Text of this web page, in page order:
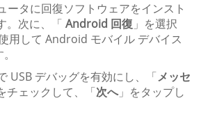
ータに回復ソフトウェアをインスト
。次に、「 Android 回復 」を選択
用して Android モバイル デバイス
USB デバッグを有効にし、「メッセ
チェックして、「次へ」をタップし